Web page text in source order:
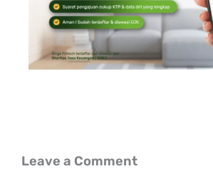
Leave a Comment